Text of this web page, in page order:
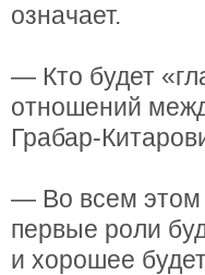
означает.
— Кто будет
отношений
Грабар-
— Во всем этом
первые роли
и хорошее